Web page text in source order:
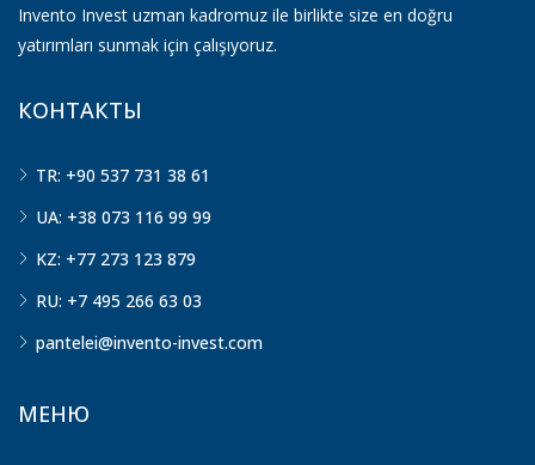
Invento Invest uzman kadromuz ile birlikte size en doğru
yatırımları sunmak için çalışıyoruz.
КОНТАКТЫ
TR: +90 537 731 38 61
UA: +38 073 116 99 99
KZ: +77 273 123 879
RU: +7 495 266 63 03
pantelei@invento-invest.com
МЕНЮ